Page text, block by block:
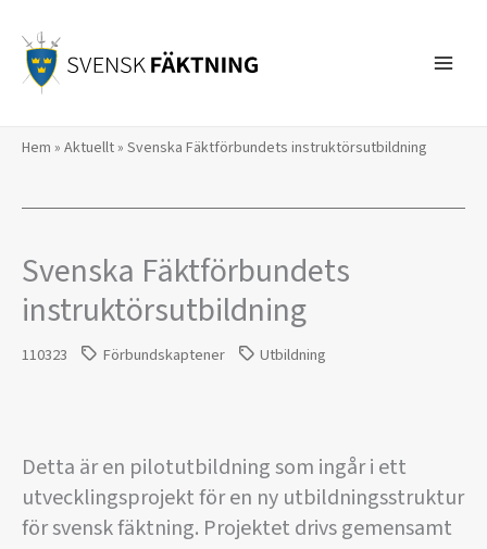
innehåll
Hem » Aktuellt» Svenska Fäktförbundets instruktörsutbildning
Svenska Fäktförbundets
instruktörsutbildning
110323 Förbundskaptener Utbildning
Detta är en pilotutbildning som ingår i ett
utvecklingsprojekt för en ny utbildningsstruktur
för svensk fäktning. Projektet drivs gemensamt